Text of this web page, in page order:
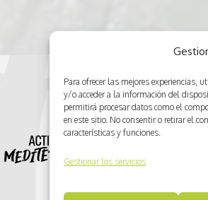
Para ofrecer las mejores experiencias,
y/o acceder a la información del
permitirá procesar datos como el
en este sitio. No consentir o retirar el
características y funciones.
Gestionar los servicios